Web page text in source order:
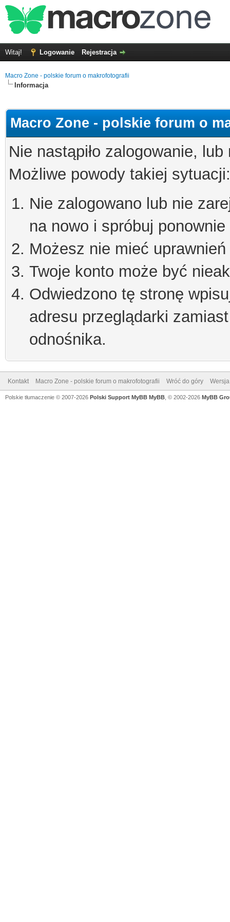
Witaj! Logowanie Rejestracja
Macro Zone - polskie forum o makrofotografii
Informacja
Macro Zone - polskie forum o
Nie nastąpiło zalogowanie,
Możliwe powody takiej sytuacji:
Nie zalogowano lub nie
na nowo i spróbuj ponownie
Możesz nie mieć
Twoje konto może być
Odwiedzono tę stronę
adresu przeglądarki
odnośnika.
Kontakt Macro Zone - polskie forum o makrofotografii Wróć do góry
Polskie tłumaczenie © 2007-2026 Polski Support MyBB MyBB , © 2002-2026 MyBB